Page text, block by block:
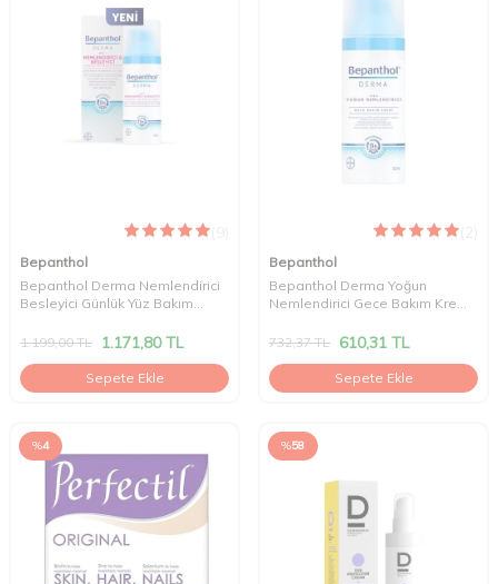
Bepanthol
Bepanthol Derma Nemlendirici
Besleyici Günlük Yüz Bakım
1.199,00TL 1.171,80TL
Sepete Ekle
Bepanthol
Bepanthol Derma Yoğun
Nemlendirici Gece Bakım Kremi
732,37TL 610,31 TL
Sepete Ekle
%4 %58